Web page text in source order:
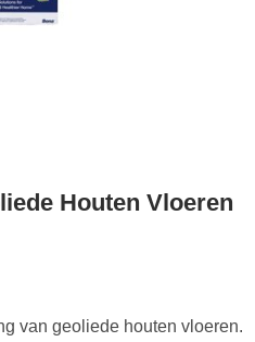
Houten Vloeren
van geoliede houten vloeren.